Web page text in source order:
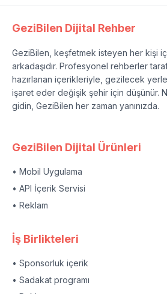
GeziBilen Dijital Rehber
GeziBilen, keşfetmek isteyen her kişi
arkadaşıdır. Profesyonel rehberler
hazırlanan içerikleriyle, gezilecek
işaret eder değişik şehir için düşünür.
gidin, GeziBilen her zaman yanınızda.
GeziBilen Dijital Ürünleri
• Mobil Uygulama
• API İçerik Servisi
• Reklam
İş Birlikteleri
• Sponsorluk içerik
• Sadakat programı